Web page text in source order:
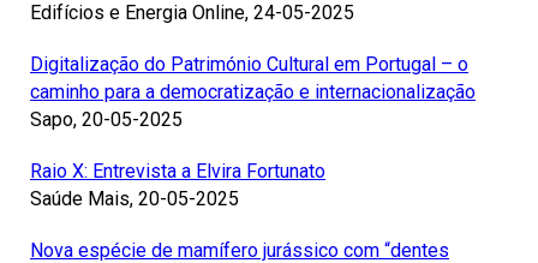
Edifícios e Energia Online, 24-05-2025
Digitalização do Património Cultural em Portugal – o
caminho para a democratização e internacionalização
Sapo, 20-05-2025
Raio X: Entrevista a Elvira Fortunato
Saúde Mais, 20-05-2025
Nova espécie de mamífero jurássico com “dentes